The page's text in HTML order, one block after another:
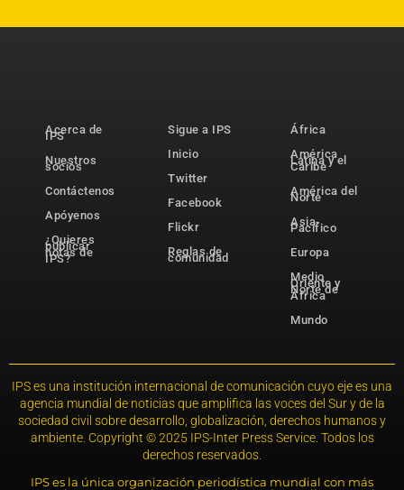
Acerca de
IPS
Nuestros
socios
Contáctenos
Apóyenos
¿Quieres
publicar
notas de
IPS?
Sigue a IPS
Inicio
Twitter
Facebook
Flickr
Reglas de
comunidad
África
América
Latina y el
Caribe
América del
Norte
Asia-
Pacífico
Europa
Medio
Oriente y
Norte de
África
Mundo
IPS es una institución internacional de comunicación cuyo eje es una
agencia mundial de noticias que amplifica las voces del Sur y de la
sociedad civil sobre desarrollo, globalización, derechos humanos y
ambiente. Copyright © 2025 IPS-Inter Press Service. Todos los
derechos reservados.
IPS es la única organización periodística mundial con más